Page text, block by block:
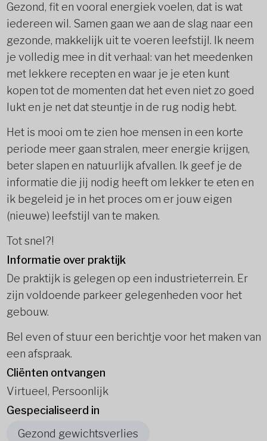
Gezond, fit en vooral energiek voelen, dat is wat
iedereen wil. Samen gaan we aan de slag naar een
gezonde, makkelijk uit te voeren leefstijl. Ik neem
je volledig mee in dit verhaal: van het meedenken
met lekkere recepten en waar je je eten kunt
kopen tot de momenten dat het even niet zo goed
lukt en je net dat steuntje in de rug nodig hebt.
Het is mooi om te zien hoe mensen in een korte
periode meer gaan stralen, meer energie krijgen,
beter slapen en natuurlijk afvallen. Ik geef je de
informatie die jij nodig heeft om lekker te eten en
ik begeleid je in het proces om er jouw eigen
(nieuwe) leefstijl van te maken.
Tot snel?!
Informatie over praktijk
De praktijk is gelegen op een industrieterrein. Er
zijn voldoende parkeer gelegenheden voor het
gebouw.
Bel even of stuur een berichtje voor het maken van
een afspraak.
Cliënten ontvangen
Virtueel, Persoonlijk
Gespecialiseerd in
Gezond gewichtsverlies